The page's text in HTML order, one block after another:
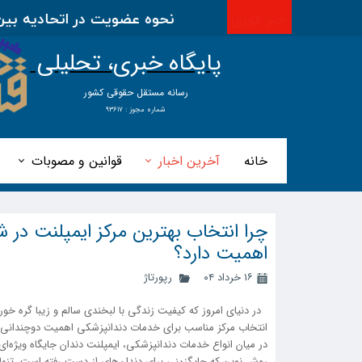
نحوه عضویت در اتحادیه بین
پایگاه خبری، تحلیلی
​​​​رسانه مستقل حقوقی کشور
شماره مجوز : ۹۳۶۱۷
خانه آخرین اخبار قوانین و مصوبات
چرا انتخاب بهترین مرکز ایمپلنت در
اهمیت دارد؟
۱۶ خرداد ۰۴
رپورتاژ
در دنیای امروز که کیفیت زندگی با لبخندی سالم و زیبا گره
انتخاب مرکز مناسب برای خدمات دندانپزشکی اهمیت
در میان انواع خدمات دندانپزشکی، ایمپلنت دندان جایگاه